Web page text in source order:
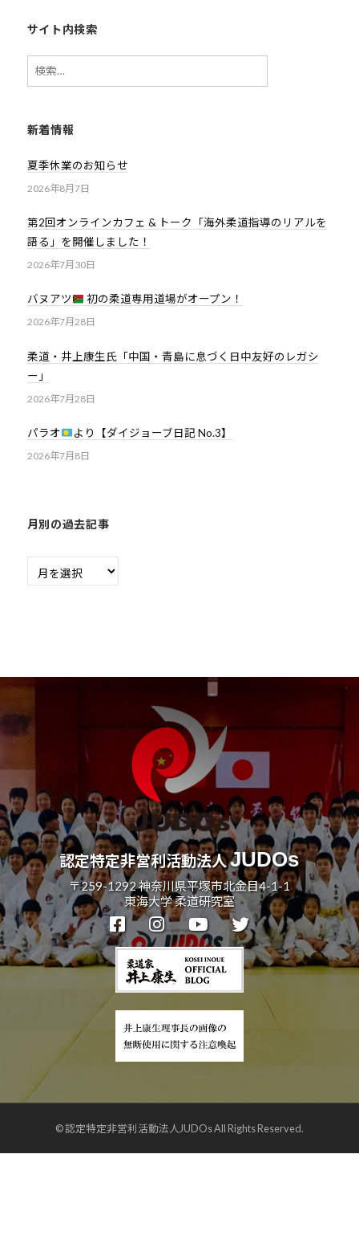
サイト内検索
検
索:
新着情報
夏季休業のお知らせ
2026年8月7日
第2回オンラインカフェ & トーク「海外柔道指導のリアルを
語る」を開催しました！
2026年7月30日
バヌアツ 初の柔道専用道場がオープン！
2026年7月28日
柔道・井上康生氏「中国・青島に息づく日中友好のレガシ
ー」
2026年7月28日
パラオ より【ダイジョーブ日記 No.3】
2026年7月8日
月別の過去記事
月
事
認定特定非営利活動法人JUDOs
〒259-1292 神奈川県平塚市北金目4-1-1
東海大学 柔道研究室
© 認定特定非営利活動法人JUDOs All Rights Reserved.